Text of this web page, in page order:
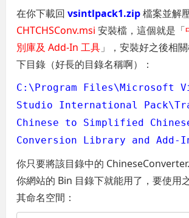
在你下載回vsintlpack1.zip檔案並解
CHTCHSConv.msi 安裝檔，這個就是「
別庫及 Add-In 工具 」，安裝好之後相
下目錄（好長的目錄名稱啊）：
C:\Program Files\Microsoft
Studio International
Chinese to Simplified
Conversion Library and Add-
你只要將該目錄中的
你網站的 Bin 目錄下就能用了，要使用
其命名空間：